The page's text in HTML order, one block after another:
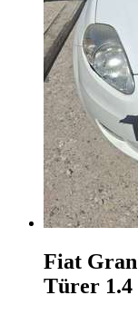
Fiat
Türer 1.4